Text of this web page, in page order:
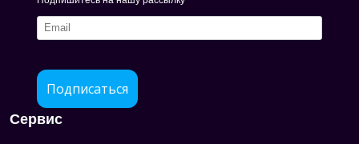
Подписаться
Сервис